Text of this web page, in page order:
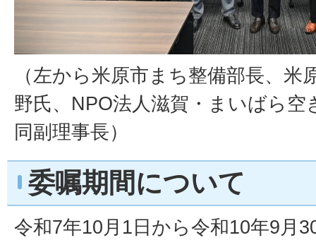
（左から米原市まち整備部長、米
野氏、NPO法人滋賀・まいばら空
同副理事長）
委嘱期間について
令和7年10月1日から令和10年9月